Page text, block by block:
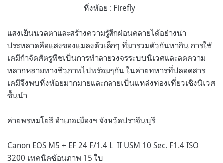
หิ่งห้อย : Firefly
แสงเย็นนวลตาและสร้างความรู้สึกผ่อนคลายได้อย่างน่า
ประหลาดคือแสงของแมลงตัวเล็กๆ ที่มารวมตัวกันหากิน การใช้
เคมีกำจัดศัตรูพืชเป็นการทำลายวงจรระบบนิเวศและลดความ
หลากหลายทางชีวภาพไปพร้อมๆกัน ในค่ายทหารที่ปลอดสาร
เคมีจึงพบหิ่งห้อยมากมายและกลายเป็นแหล่งท่องเที่ยวเชิงนิเวศ
ชั้นนำ
ค่ายพรหมโยธี อำเภอเมืองฯ จังหวัดปราจีนบุรี
Canon EOS M5 + EF 24 F/1.4 L II USM 10 Sec. F1.4 ISO
3200 เทคนิคซ้อนภาพ 15 ใบ